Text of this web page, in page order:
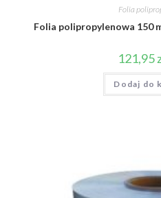
Folia
Folia polipropylenowa 150
121,95
Dodaj do